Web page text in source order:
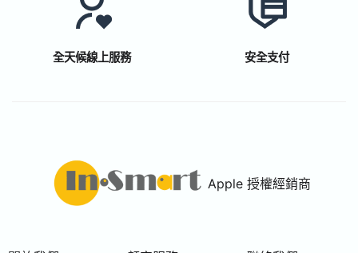
全天候線上服務 安全支付
Apple 授權經銷商